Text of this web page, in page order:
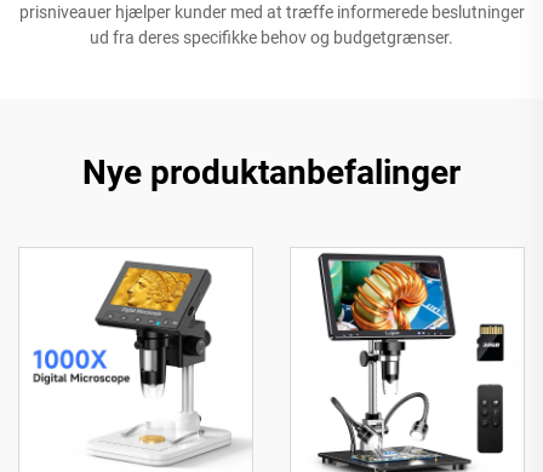
prisniveauer hjælper kunder med at træffe informerede beslutninger
ud fra deres specifikke behov og budgetgrænser.
Nye produktanbefalinger